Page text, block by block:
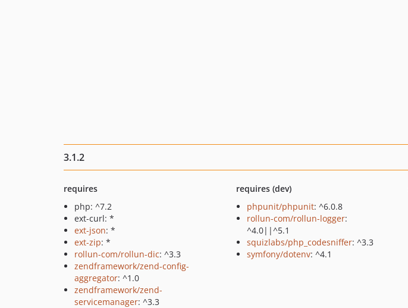
3.1.2
requires
php: ^7.2
ext-curl: *
ext-json: *
ext-zip: *
rollun-com/rollun-dic: ^3.3
zendframework/zend-config-
aggregator: ^1.0
zendframework/zend-
servicemanager: ^3.3
requires (dev)
phpunit/phpunit: ^6.0.8
rollun-com/rollun-logger:
^4.0||^5.1
squizlabs/php_codesniffer: ^3.3
symfony/dotenv: ^4.1